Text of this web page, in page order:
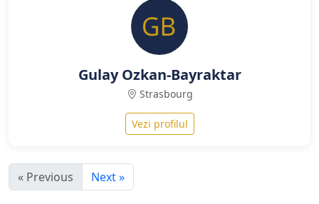
Gulay Ozkan-Bayraktar
Strasbourg
Vezi profilul
« Previous Next »